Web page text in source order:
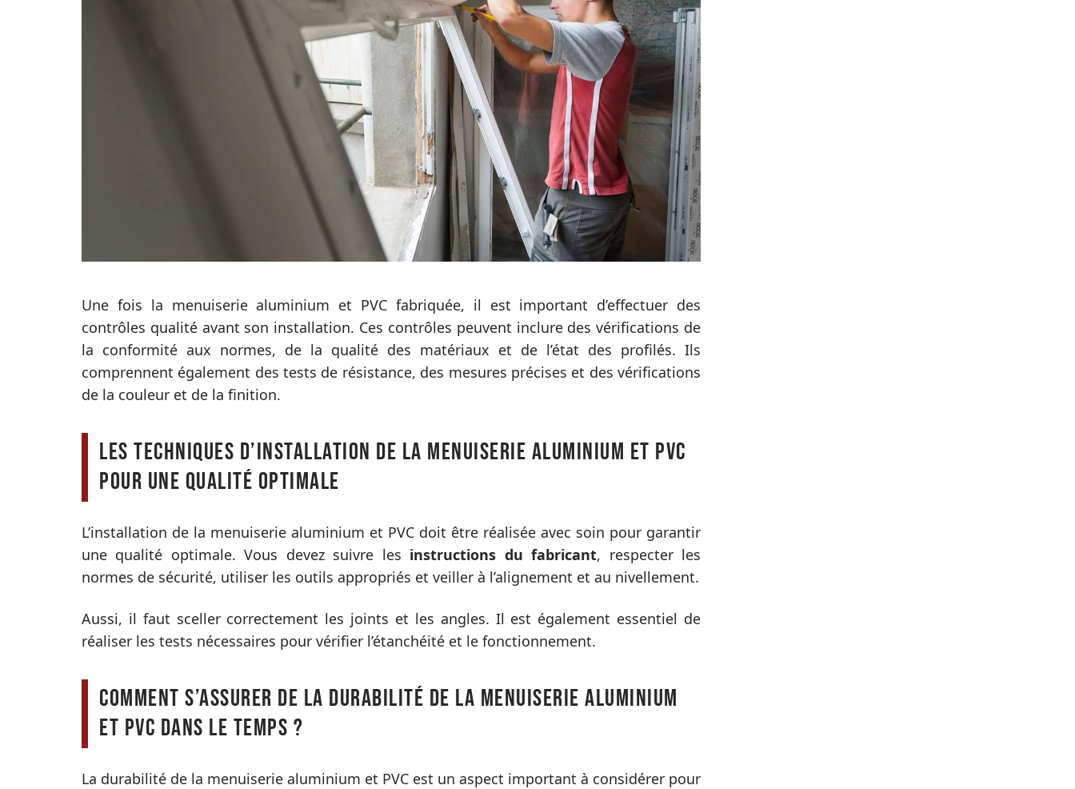
Une fois la menuiserie aluminium et PVC fabriquée, il est important d’effectuer des
contrôles qualité avant son installation. Ces contrôles peuvent inclure des vérifications de
la conformité aux normes, de la qualité des matériaux et de l’état des profilés. Ils
comprennent également des tests de résistance, des mesures précises et des vérifications
de la couleur et de la finition.
Les techniques d’installation de la menuiserie aluminium et PVC
pour une qualité optimale
L’installation de la menuiserie aluminium et PVC doit être réalisée avec soin pour garantir
une qualité optimale. Vous devez suivre les instructions du fabricant, respecter les
normes de sécurité, utiliser les outils appropriés et veiller à l’alignement et au nivellement.
Aussi, il faut sceller correctement les joints et les angles. Il est également essentiel de
réaliser les tests nécessaires pour vérifier l’étanchéité et le fonctionnement.
Comment s’assurer de la durabilité de la menuiserie aluminium
et PVC dans le temps ?
La durabilité de la menuiserie aluminium et PVC est un aspect important à considérer pour